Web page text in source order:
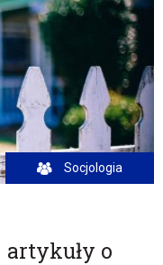
Socjologia
artykuły o